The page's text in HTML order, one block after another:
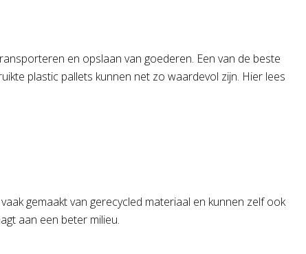
en opslaan van goederen. Een van de beste
plastic pallets kunnen net zo waardevol zijn. Hier lees
gemaakt van gerecycled materiaal en kunnen zelf ook
aan een beter milieu.